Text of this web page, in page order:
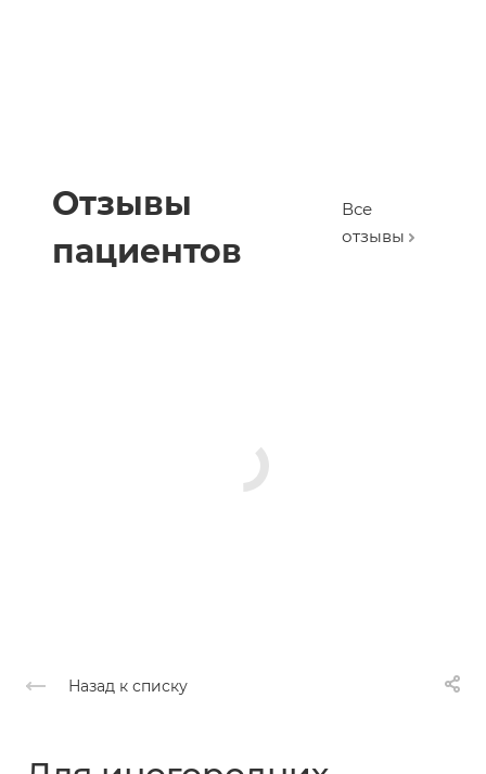
Отзывы
пациентов
Все
отзывы
Назад к списку